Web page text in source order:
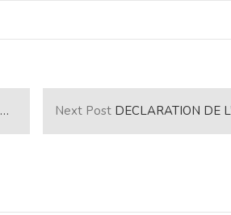
Next Post DECLARATION DE L’A.J.A.P SUR L’ESCLAVAGE EN LIBYE. “Je dis